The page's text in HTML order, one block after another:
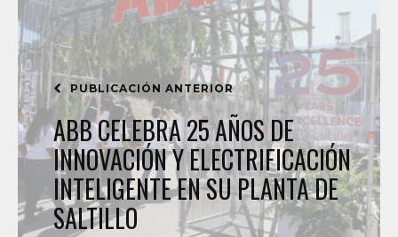
PUBLICACIÓN ANTERIOR
ABB CELEBRA 25 AÑOS DE
INNOVACIÓN Y ELECTRIFICACIÓN
INTELIGENTE EN SU PLANTA DE
SALTILLO